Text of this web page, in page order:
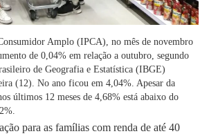
Amplo (IPCA), no mês de novembro
de 0,04% em relação a outubro, segundo
de Geografia e Estatística (IBGE)
(12). No ano ficou em 4,04%. Apesar da
últimos 12 meses de 4,68% está abaixo do
para as famílias com renda de até 40